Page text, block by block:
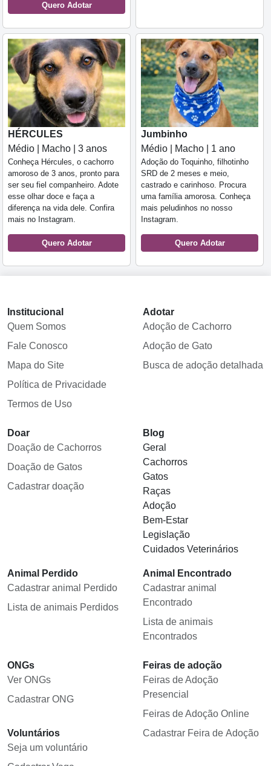
Quero Adotar
HÉRCULES
Médio | Macho | 3 anos
Conheça Hércules, o cachorro
amoroso de 3 anos, pronto para
ser seu fiel companheiro. Adote
esse olhar doce e faça a
diferença na vida dele. Confira
mais no Instagram.
Quero Adotar
Jumbinho
Médio | Macho | 1 ano
Adoção do Toquinho, filhotinho
SRD de 2 meses e meio,
castrado e carinhoso. Procura
uma família amorosa. Conheça
mais peludinhos no nosso
Instagram.
Quero Adotar
Institucional
Quem Somos
Fale Conosco
Mapa do Site
Política de Privacidade
Termos de Uso
Adotar
Adoção de Cachorro
Adoção de Gato
Busca de adoção detalhada
Doar
Doação de Cachorros
Doação de Gatos
Cadastrar doação
Blog
Geral
Cachorros
Gatos
Raças
Adoção
Bem-Estar
Legislação
Cuidados Veterinários
Animal Perdido
Cadastrar animal Perdido
Lista de animais Perdidos
Animal Encontrado
Cadastrar animal
Encontrado
Lista de animais
Encontrados
ONGs
Ver ONGs
Cadastrar ONG
Voluntários
Seja um voluntário
Feiras de adoção
Feiras de Adoção
Presencial
Feiras de Adoção Online
Cadastrar Feira de Adoção